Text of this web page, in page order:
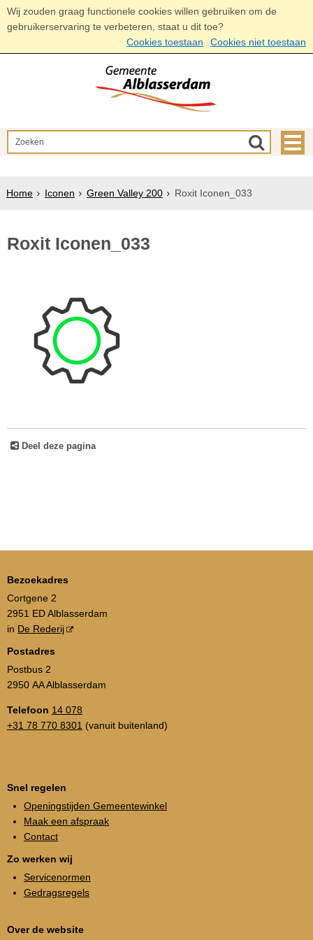
Wij zouden graag functionele cookies willen gebruiken om de
gebruikerservaring te verbeteren, staat u dit toe?
Cookies toestaan
Cookies niet toestaan
Home Iconen Green Valley 200 Roxit Iconen_033
Roxit Iconen_033
Deel deze pagina
Bezoekadres
Cortgene 2
2951 ED Alblasserdam
in De Rederij
Postadres
Postbus 2
2950 AA Alblasserdam
Telefoon 14 078
+31 78 770 8301 (vanuit buitenland)
Snel regelen
Openingstijden Gemeentewinkel
Maak een afspraak
Contact
Zo werken wij
Servicenormen
Gedragsregels
Over de website